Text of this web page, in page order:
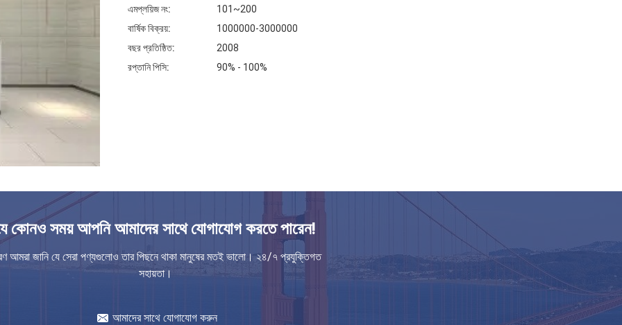
এমপ্লয়িজ নং:
101~200
বার্ষিক বিক্রয়:
1000000-3000000
বছর প্রতিষ্ঠিত:
2008
রপ্তানি পিসি:
90% - 100%
কোনও সময় আপনি আমাদের সাথে যোগাযোগ করতে পারেন!
আমরা জানি যে সেরা পণ্যগুলোও তার পিছনে থাকা মানুষের মতই ভালো। ২৪/৭ প্রযুক্তিগত
সহায়তা।
আমাদের সাথে যোগাযোগ করুন